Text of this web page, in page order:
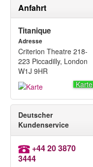
Anfahrt
Titanique
Adresse
Criterion Theatre 218-
223 Piccadilly, London
W1J 9HR
Karte
Deutscher
Kundenservice
+44 20 3870
3444